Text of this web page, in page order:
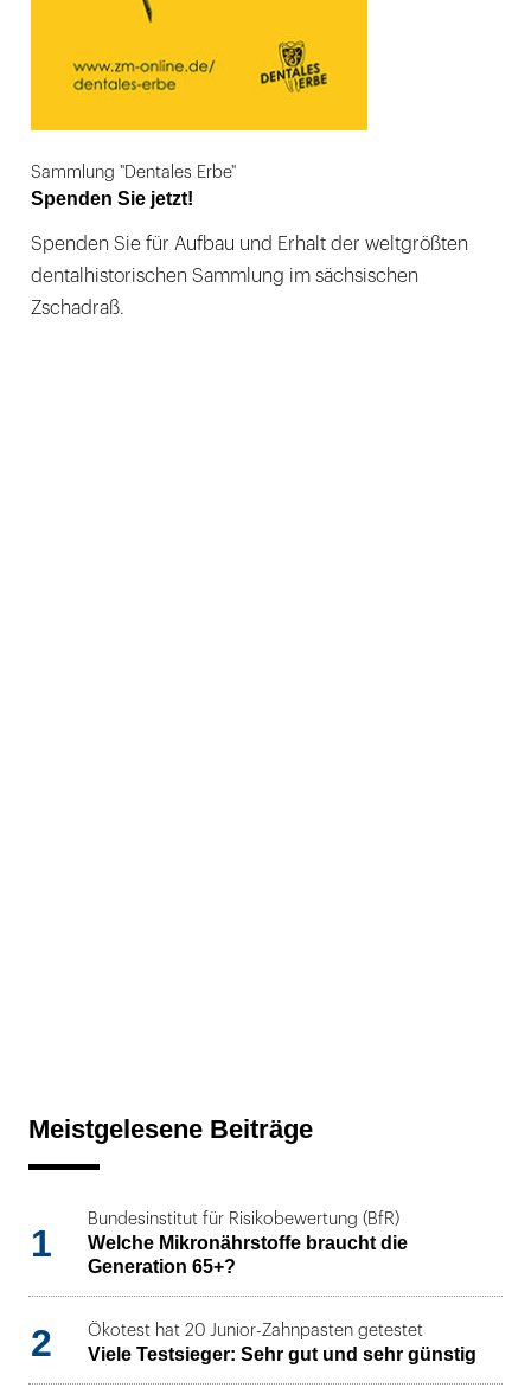
Sammlung "Dentales Erbe"
Spenden Sie jetzt!
Spenden Sie für Aufbau und Erhalt der weltgrößten
dentalhistorischen Sammlung im sächsischen
Zschadraß.
Meistgelesene Beiträge
1
Bundesinstitut für Risikobewertung (BfR)
Welche Mikronährstoffe braucht die
Generation 65+?
2 Ökotest hat 20 Junior-Zahnpasten getestet
Viele Testsieger: Sehr gut und sehr günstig